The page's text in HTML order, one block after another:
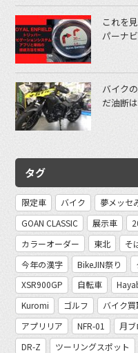
これを
パーナ
バイク
だ油断
タグ
限定車 バイク 夢メッセ
GOAN CLASSIC
展示車
カラーオーダー
東北 そ
今年の漢字
BikeJIN祭り
XSR900GP
自転車
Kuromi
ゴルフ バイク買
アプリリア
NFR-01 月ブ
DR-Z
ツーリングスポット